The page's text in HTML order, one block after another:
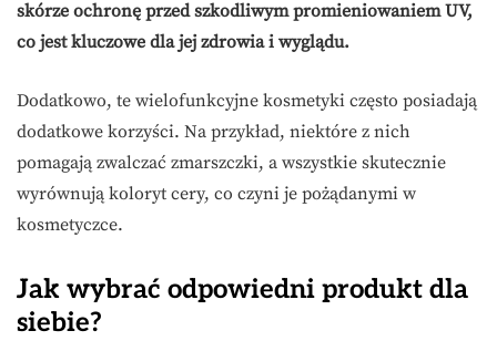
skórze ochronę przed szkodliwym promieniowaniem UV,
co jest kluczowe dla jej zdrowia i wyglądu.
Dodatkowo, te wielofunkcyjne kosmetyki często posiadają
dodatkowe korzyści. Na przykład, niektóre z nich
pomagają zwalczać zmarszczki, a wszystkie skutecznie
wyrównują koloryt cery, co czyni je pożądanymi w
kosmetyczce.
Jak wybrać odpowiedni produkt dla
siebie?